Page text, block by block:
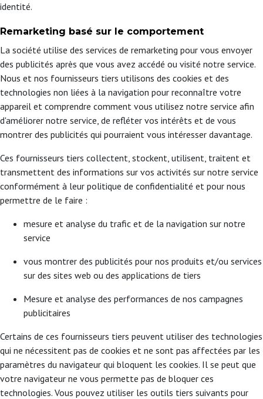
identité.
Remarketing basé sur le comportement
La société utilise des services de remarketing pour vous envoyer
des publicités après que vous avez accédé ou visité notre service.
Nous et nos fournisseurs tiers utilisons des cookies et des
technologies non liées à la navigation pour reconnaître votre
appareil et comprendre comment vous utilisez notre service afin
d'améliorer notre service, de refléter vos intérêts et de vous
montrer des publicités qui pourraient vous intéresser davantage.
Ces fournisseurs tiers collectent, stockent, utilisent, traitent et
transmettent des informations sur vos activités sur notre service
conformément à leur politique de confidentialité et pour nous
permettre de le faire :
mesure et analyse du trafic et de la navigation sur notre
service
vous montrer des publicités pour nos produits et/ou services
sur des sites web ou des applications de tiers
Mesure et analyse des performances de nos campagnes
publicitaires
Certains de ces fournisseurs tiers peuvent utiliser des technologies
qui ne nécessitent pas de cookies et ne sont pas affectées par les
paramètres du navigateur qui bloquent les cookies. Il se peut que
votre navigateur ne vous permette pas de bloquer ces
technologies. Vous pouvez utiliser les outils tiers suivants pour